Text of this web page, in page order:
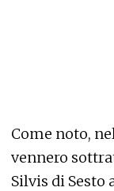
Come noto,
vennero
Silvis di Sesto